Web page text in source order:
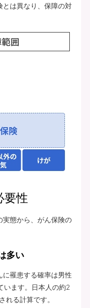
とは異なり、保障の対
要性
実態から、がん保険の
多い
罹患する確率は男性
います。日本人の約2
れる計算です。